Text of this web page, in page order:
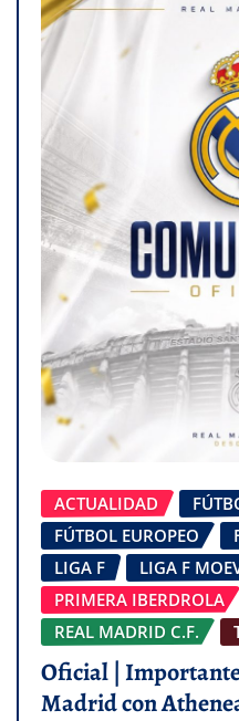
ACTUALIDAD
FÚTBOL EUROPEO
LIGA F
LIGA F
PRIMERA IBERDROLA
REAL MADRID C.F.
Oficial |
Madrid con